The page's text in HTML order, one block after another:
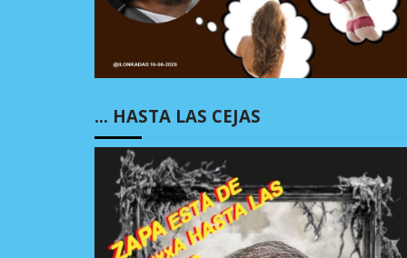
… HASTA LAS CEJAS